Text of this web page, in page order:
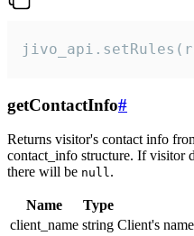
getContactInfo#
Returns visitor's contact info
contact_info structure. If visitor
there will be null.
Name Type
client_name string Client's name